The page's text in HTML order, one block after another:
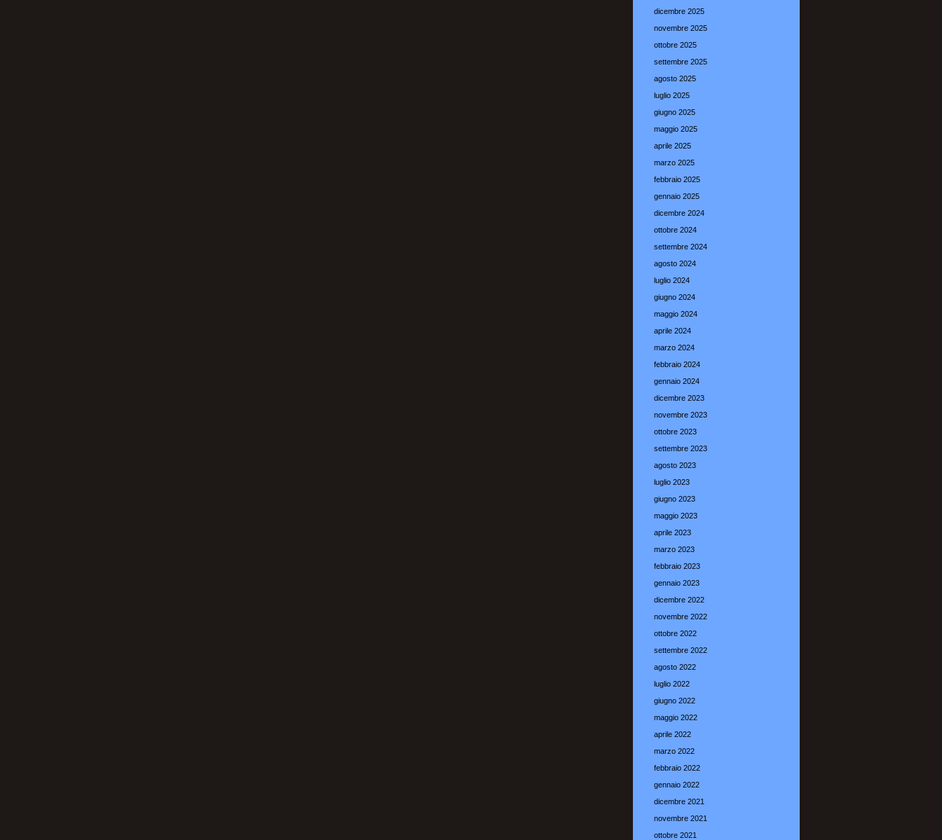
dicembre 2025
novembre 2025
ottobre 2025
settembre 2025
agosto 2025
luglio 2025
giugno 2025
maggio 2025
aprile 2025
marzo 2025
febbraio 2025
gennaio 2025
dicembre 2024
ottobre 2024
settembre 2024
agosto 2024
luglio 2024
giugno 2024
maggio 2024
aprile 2024
marzo 2024
febbraio 2024
gennaio 2024
dicembre 2023
novembre 2023
ottobre 2023
settembre 2023
agosto 2023
luglio 2023
giugno 2023
maggio 2023
aprile 2023
marzo 2023
febbraio 2023
gennaio 2023
dicembre 2022
novembre 2022
ottobre 2022
settembre 2022
agosto 2022
luglio 2022
giugno 2022
maggio 2022
aprile 2022
marzo 2022
febbraio 2022
gennaio 2022
dicembre 2021
novembre 2021
ottobre 2021